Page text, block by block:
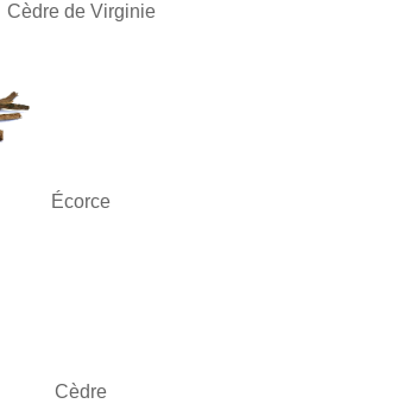
Cèdre de Virginie
Écorce
Cèdre